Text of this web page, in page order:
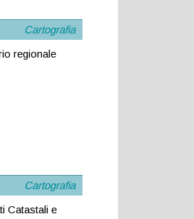
Cartografia
regionale
Cartografia
Catastali e